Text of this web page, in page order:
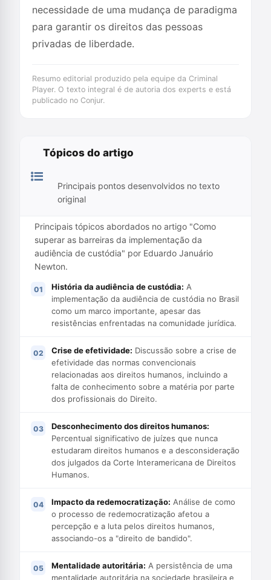
necessidade de uma mudança de paradigma
para garantir os direitos das pessoas
privadas de liberdade.
Resumo editorial produzido pela equipe da Criminal
Player. O texto integral é de autoria dos experts e está
publicado no Conjur.
Tópicos do artigo
Principais pontos desenvolvidos no texto
original
Principais tópicos abordados no artigo "Como
superar as barreiras da implementação da
audiência de custódia" por Eduardo Januário
Newton.
História da audiência de custódia: A
implementação da audiência de custódia no Brasil
como um marco importante, apesar das
resistências enfrentadas na comunidade jurídica.
Crise de efetividade: Discussão sobre a crise de
efetividade das normas convencionais
relacionadas aos direitos humanos, incluindo a
falta de conhecimento sobre a matéria por parte
dos profissionais do Direito.
Desconhecimento dos direitos humanos:
Percentual significativo de juízes que nunca
estudaram direitos humanos e a desconsideração
dos julgados da Corte Interamericana de Direitos
Humanos.
Impacto da redemocratização: Análise de como
o processo de redemocratização afetou a
percepção e a luta pelos direitos humanos,
associando-os a "direito de bandido".
Mentalidade autoritária: A persistência de uma
mentalidade autoritária na sociedade brasileira e